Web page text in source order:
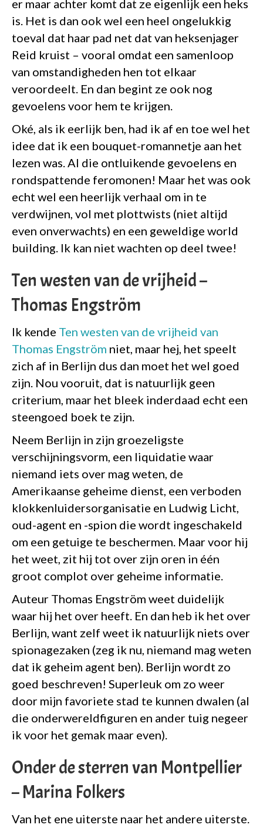
er maar achter komt dat ze eigenlijk een heks
is. Het is dan ook wel een heel ongelukkig
toeval dat haar pad net dat van heksenjager
Reid kruist – vooral omdat een samenloop
van omstandigheden hen tot elkaar
veroordeelt. En dan begint ze ook nog
gevoelens voor hem te krijgen.
Oké, als ik eerlijk ben, had ik af en toe wel het
idee dat ik een bouquet-romannetje aan het
lezen was. Al die ontluikende gevoelens en
rondspattende feromonen! Maar het was ook
echt wel een heerlijk verhaal om in te
verdwijnen, vol met plottwists (niet altijd
even onverwachts) en een geweldige world
building. Ik kan niet wachten op deel twee!
Ten westen van de vrijheid –
Thomas Engström
Ik kende Ten westen van de vrijheid van
Thomas Engström niet, maar hej, het speelt
zich af in Berlijn dus dan moet het wel goed
zijn. Nou vooruit, dat is natuurlijk geen
criterium, maar het bleek inderdaad echt een
steengoed boek te zijn.
Neem Berlijn in zijn groezeligste
verschijningsvorm, een liquidatie waar
niemand iets over mag weten, de
Amerikaanse geheime dienst, een verboden
klokkenluidersorganisatie en Ludwig Licht,
oud-agent en -spion die wordt ingeschakeld
om een getuige te beschermen. Maar voor hij
het weet, zit hij tot over zijn oren in één
groot complot over geheime informatie.
Auteur Thomas Engström weet duidelijk
waar hij het over heeft. En dan heb ik het over
Berlijn, want zelf weet ik natuurlijk niets over
spionagezaken (zeg ik nu, niemand mag weten
dat ik geheim agent ben). Berlijn wordt zo
goed beschreven! Superleuk om zo weer
door mijn favoriete stad te kunnen dwalen (al
die onderwereldfiguren en ander tuig negeer
ik voor het gemak maar even).
Onder de sterren van Montpellier
– Marina Folkers
Van het ene uiterste naar het andere uiterste.